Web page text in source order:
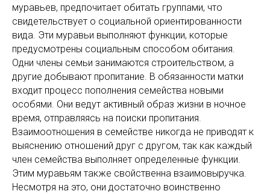
муравьев, предпочитает обитать группами, что
свидетельствует о социальной ориентированности
вида. Эти муравьи выполняют функции, которые
предусмотрены социальным способом обитания.
Одни члены семьи занимаются строительством, а
другие добывают пропитание. В обязанности матки
входит процесс пополнения семейства новыми
особями. Они ведут активный образ жизни в ночное
время, отправляясь на поиски пропитания.
Взаимоотношения в семействе никогда не приводят к
выяснению отношений друг с другом, так как каждый
член семейства выполняет определенные функции.
Этим муравьям также свойственна взаимовыручка.
Несмотря на это, они достаточно воинственно